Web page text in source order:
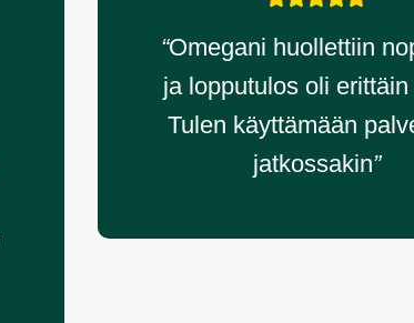
“Omegani huollettiin
ja lopputulos oli
Tulen käyttämään
jatkossakin”